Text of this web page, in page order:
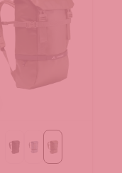
Blackheronkhaki